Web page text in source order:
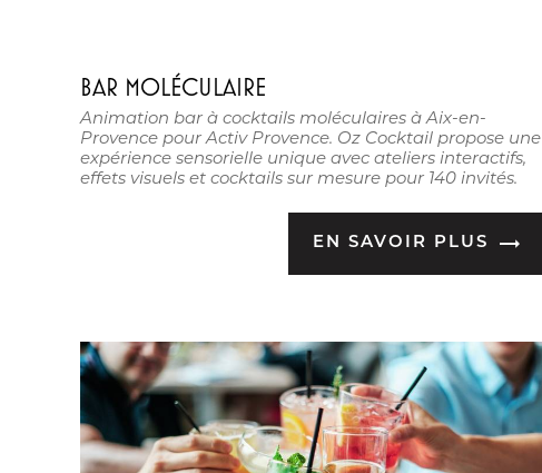
BAR MOLÉCULAIRE
Animation bar à cocktails moléculaires à Aix-en-
Provence pour Activ Provence. Oz Cocktail propose une
expérience sensorielle unique avec ateliers interactifs,
effets visuels et cocktails sur mesure pour 140 invités.
EN SAVOIR PLUS